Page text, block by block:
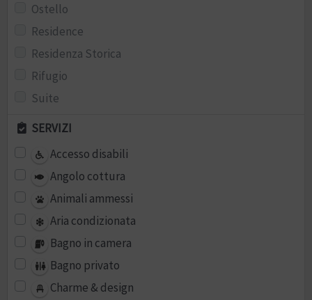
Ostello
Residence
Residenza Storica
Rifugio
Suite
SERVIZI
Accesso disabili
Angolo cottura
Animali ammessi
Aria condizionata
Bagno in camera
Bagno privato
Charme & design